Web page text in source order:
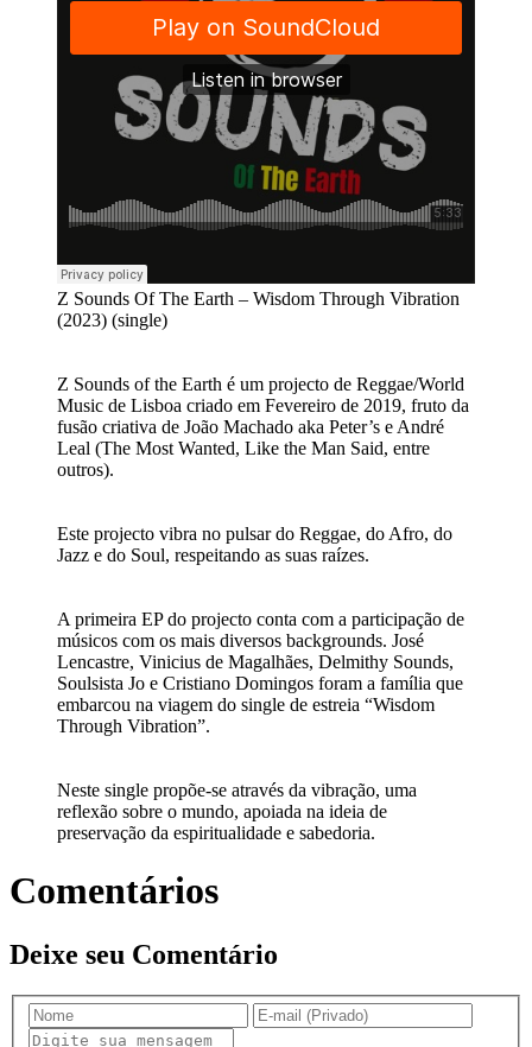
Z Sounds Of The Earth – Wisdom Through Vibration
(2023) (single)
Z Sounds of the Earth é um projecto de Reggae/World
Music de Lisboa criado em Fevereiro de 2019, fruto da
fusão criativa de João Machado aka Peter’s e André
Leal (The Most Wanted, Like the Man Said, entre
outros).
Este projecto vibra no pulsar do Reggae, do Afro, do
Jazz e do Soul, respeitando as suas raízes.
A primeira EP do projecto conta com a participação de
músicos com os mais diversos backgrounds. José
Lencastre, Vinicius de Magalhães, Delmithy Sounds,
Soulsista Jo e Cristiano Domingos foram a família que
embarcou na viagem do single de estreia “Wisdom
Through Vibration”.
Neste single propõe-se através da vibração, uma
reflexão sobre o mundo, apoiada na ideia de
preservação da espiritualidade e sabedoria.
Comentários
Deixe seu Comentário